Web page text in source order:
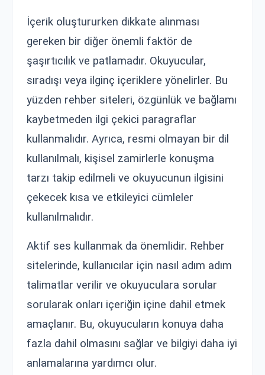
İçerik oluştururken dikkate alınması
gereken bir diğer önemli faktör de
şaşırtıcılık ve patlamadır. Okuyucular,
sıradışı veya ilginç içeriklere yönelirler. Bu
yüzden rehber siteleri, özgünlük ve bağlamı
kaybetmeden ilgi çekici paragraflar
kullanmalıdır. Ayrıca, resmi olmayan bir dil
kullanılmalı, kişisel zamirlerle konuşma
tarzı takip edilmeli ve okuyucunun ilgisini
çekecek kısa ve etkileyici cümleler
kullanılmalıdır.
Aktif ses kullanmak da önemlidir. Rehber
sitelerinde, kullanıcılar için nasıl adım adım
talimatlar verilir ve okuyuculara sorular
sorularak onları içeriğin içine dahil etmek
amaçlanır. Bu, okuyucuların konuya daha
fazla dahil olmasını sağlar ve bilgiyi daha iyi
anlamalarına yardımcı olur.